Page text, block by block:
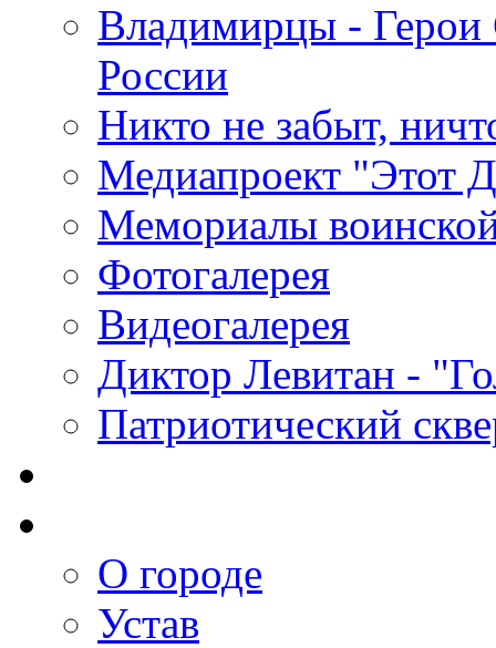
Владимирцы - Герои
России
Никто не забыт,
Медиапроект "Этот
Мемориалы
Фотогалерея
Видеогалерея
Диктор Левитан -
Патриотический
О городе
Устав